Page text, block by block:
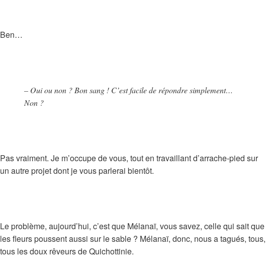
Ben…
– Oui ou non ? Bon sang ! C’est facile de répondre simplement…
Non ?
Pas vraiment. Je m’occupe de vous, tout en travaillant d’arrache-pied sur
un autre projet dont je vous parlerai bientôt.
Le problème, aujourd’hui, c’est que Mélanaï, vous savez, celle qui sait que
les fleurs poussent aussi sur le sable ? Mélanaï, donc, nous a tagués, tous,
tous les doux rêveurs de Quichottinie.